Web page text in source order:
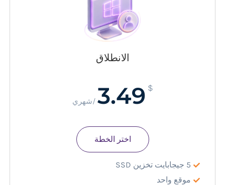
الانطلاق
$
3.49 /شهري
5 جيجابايت تخزين SSD
موقع واحد
اختر الخطة